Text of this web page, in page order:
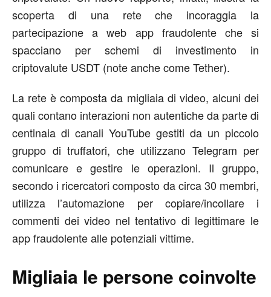
scoperta di una rete che incoraggia la
partecipazione a web app fraudolente che si
spacciano per schemi di investimento in
criptovalute USDT (note anche come Tether).
La rete è composta da migliaia di video, alcuni dei
quali contano interazioni non autentiche da parte di
centinaia di canali YouTube gestiti da un piccolo
gruppo di truffatori, che utilizzano Telegram per
comunicare e gestire le operazioni. Il gruppo,
secondo i ricercatori composto da circa 30 membri,
utilizza l’automazione per copiare/incollare i
commenti dei video nel tentativo di legittimare le
app fraudolente alle potenziali vittime.
Migliaia le persone coinvolte